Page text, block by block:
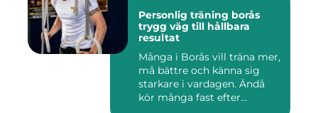
Personlig träning borås
trygg väg till hållbara
resultat
Många i Borås vill träna mer,
må bättre och känna sig
starkare i vardagen. Ändå
kör många fast efter...